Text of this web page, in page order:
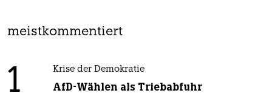
meistkommentiert
1 Krise der Demokratie
AfD-Wählen als Triebabfuhr